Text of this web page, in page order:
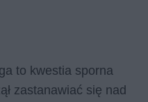
to kwestia sporna
zastanawiać się nad